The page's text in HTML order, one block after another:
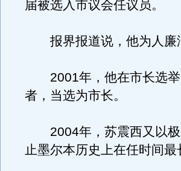
届被选入市议会任议员。
报界报道说，他为人廉
2001年，他在市长选举
者，当选为市长。
2004年，苏震西又以极
止墨尔本历史上在任时间最